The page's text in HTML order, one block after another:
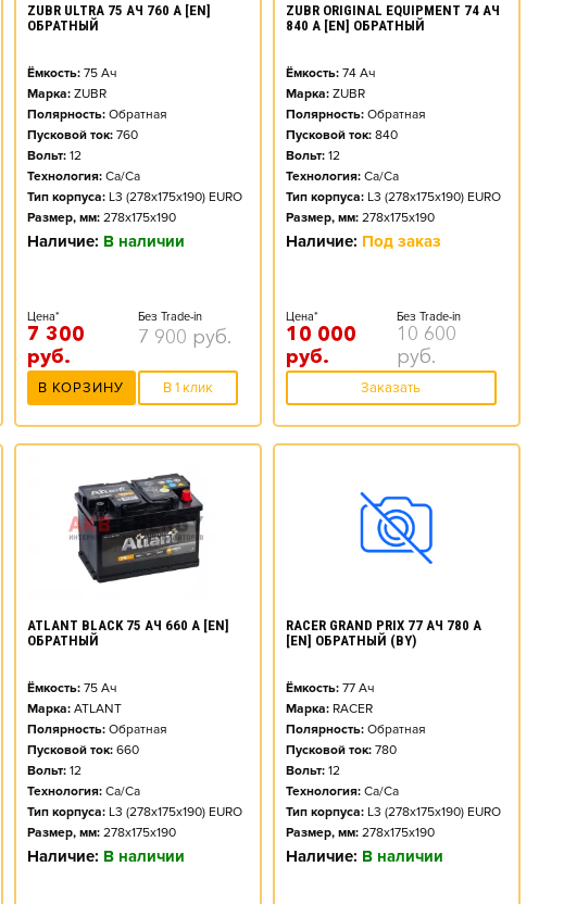
ZUBR ULTRA 75 АЧ 760 А [EN]
ОБРАТНЫЙ
Ёмкость: 75Ач
Марка: ZUBR
Полярность: Обратная
Пусковой ток: 760
Вольт: 12
Технология: Ca/Ca
Тип корпуса: L3 (278x175x190) EURO
Размер, мм: 278x175x190
Наличие: В наличии
Цена*
7 300
руб.
Без Trade-in
7 900 руб.
В КОРЗИНУ В 1 клик
ZUBR ORIGINAL EQUIPMENT 74 АЧ
840 А [EN] ОБРАТНЫЙ
Ёмкость: 74Ач
Марка: ZUBR
Полярность: Обратная
Пусковой ток: 840
Вольт: 12
Технология: Ca/Ca
Тип корпуса: L3 (278x175x190) EURO
Размер, мм: 278x175x190
Наличие: Под заказ
Цена*
10 000
руб.
Без Trade-in
10 600
руб.
Заказать
ATLANT BLACK 75 АЧ 660 А [EN]
ОБРАТНЫЙ
Ёмкость: 75Ач
Марка: ATLANT
Полярность: Обратная
Пусковой ток: 660
Вольт: 12
Технология: Ca/Ca
Тип корпуса: L3 (278x175x190) EURO
Размер, мм: 278x175x190
Наличие: В наличии
RACER GRAND PRIX 77 АЧ 780 А
[EN] ОБРАТНЫЙ (BY)
Ёмкость: 77Ач
Марка: RACER
Полярность: Обратная
Пусковой ток: 780
Вольт: 12
Технология: Ca/Ca
Тип корпуса: L3 (278x175x190) EURO
Размер, мм: 278x175x190
Наличие: В наличии